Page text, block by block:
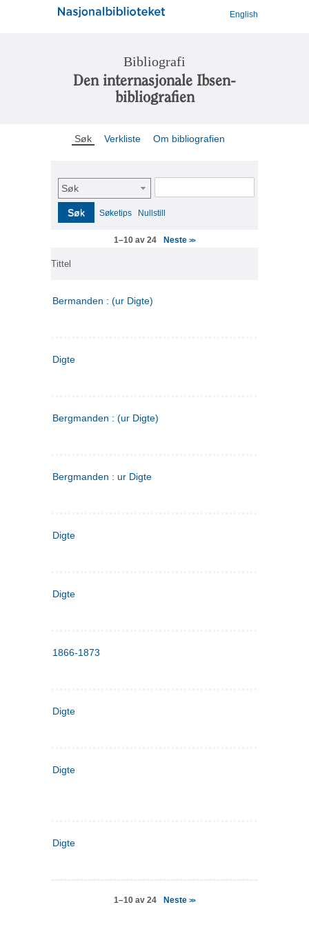
English
Bibliografi
Den internasjonale Ibsen-
bibliografien
Søk Verkliste Om bibliografien
Søk
Søk Søketips Nullstill
1–10 av 24 Neste>>
Tittel
Bermanden : (ur Digte)
Digte
Bergmanden : (ur Digte)
Bergmanden : ur Digte
Digte
Digte
1866-1873
Digte
Digte
Digte
1–10 av 24 Neste>>